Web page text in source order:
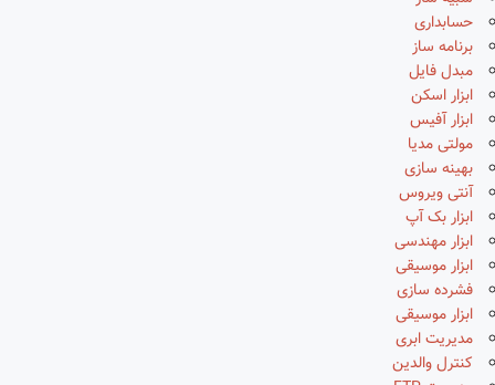
حسابداری
برنامه ساز
مبدل فایل
ابزار اسکن
ابزار آفیس
مولتی مدیا
بهینه سازی
آنتی ویروس
ابزار بک آپ
ابزار مهندسی
ابزار موسیقی
فشرده سازی
ابزار موسیقی
مدیریت ابری
کنترل والدین